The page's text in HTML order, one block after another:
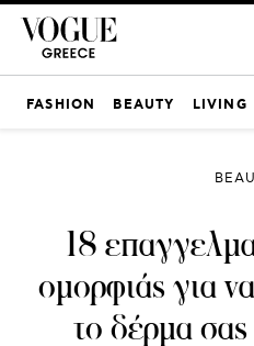
FASHION BEAUTY LIVING
18
ομορφιάς για
το δέρμα